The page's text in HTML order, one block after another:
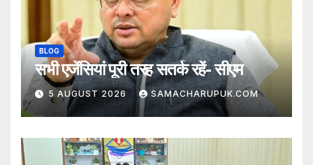
BLOG
सभी एजेंसियां पूरी तरह सतर्क रहें- सीएम
5 AUGUST 2026 SAMACHARUPUK.COM